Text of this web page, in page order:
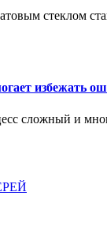
стеклом
избежать
сложный и